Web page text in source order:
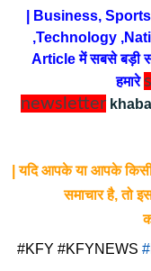
| Business,
,Technology
Article में सबसे बड़ी
हमारे
newsletter
| यदि आपके या आपके
समाचार है, तो
#KFY #KFYNEWS